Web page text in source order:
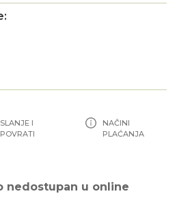
SLANJE I
POVRATI
NAČINI
PLAĆANJA
nedostupan u online